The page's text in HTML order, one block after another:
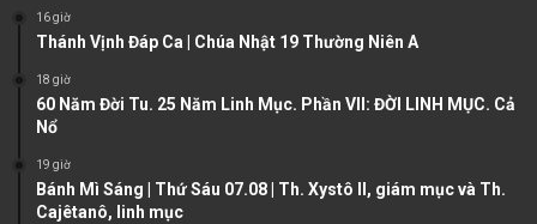
u
g
16 giờ
Thánh Vịnh Đáp Ca | Chúa Nhật 19 Thường Niên A
18 giờ
60 Năm Đời Tu. 25 Năm Linh Mục. Phần VII: ĐỜI LINH MỤC. Cả
Nổ
19 giờ
Bánh Mì Sáng | Thứ Sáu 07.08 | Th. Xystô II, giám mục và Th.
Cajêtanô, linh mục